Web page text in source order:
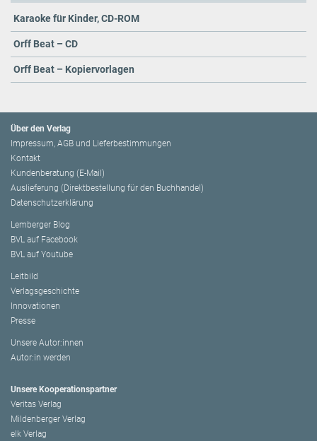
Karaoke für Kinder, CD-ROM
Orff Beat – CD
Orff Beat – Kopiervorlagen
Über den Verlag
Impressum, AGB und Lieferbestimmungen
Kontakt
Kundenberatung (E-Mail)
Auslieferung (Direktbestellung für den Buchhandel)
Datenschutzerklärung
Lemberger Blog
BVL auf Facebook
BVL auf Youtube
Leitbild
Verlagsgeschichte
Innovationen
Presse
Unsere Autor:innen
Autor:in werden
Unsere Kooperationspartner
Veritas Verlag
Mildenberger Verlag
elk Verlag